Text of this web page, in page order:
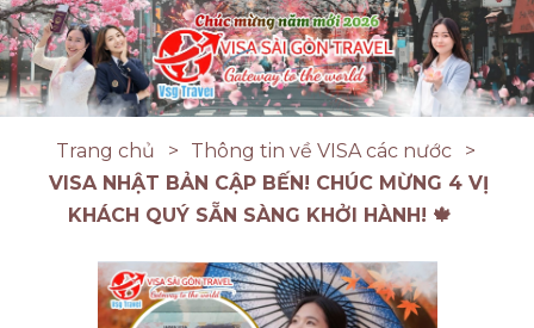
Trang chủ
Thông tin về VISA các nước
VISA NHẬT BẢN CẬP BẾN! CHÚC MỪNG 4 VỊ
KHÁCH QUÝ SẴN SÀNG KHỞI HÀNH! 🍁